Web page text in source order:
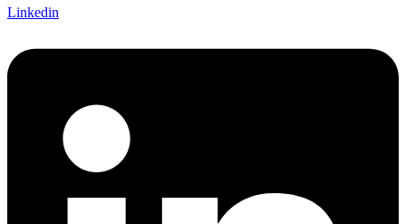
Linkedin